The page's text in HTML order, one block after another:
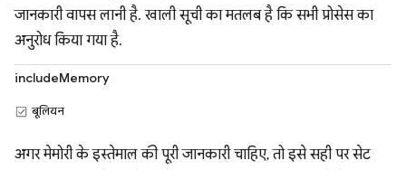
जानकारी वापस लानी है. खाली सूची का मतलब है कि सभी प्रोसेस का
अनुरोध किया गया है.
includeMemory
बूलियन
अगर मेमोरी के इस्तेमाल की पूरी जानकारी चाहिए, तो इसे सही पर सेट